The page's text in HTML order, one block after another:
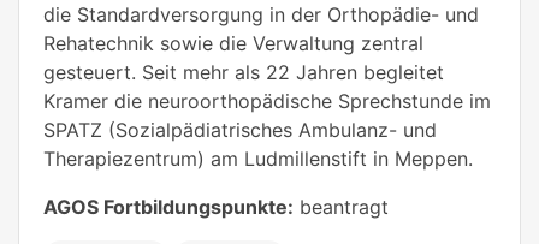
die Standardversorgung in der Orthopädie- und
Rehatechnik sowie die Verwaltung zentral
gesteuert. Seit mehr als 22 Jahren begleitet
Kramer die neuroorthopädische Sprechstunde im
SPATZ (Sozialpädiatrisches Ambulanz- und
Therapiezentrum) am Ludmillenstift in Meppen.
AGOS Fortbildungspunkte: beantragt